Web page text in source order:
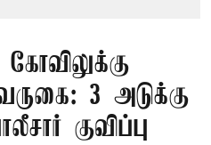
3 அடுக்கு
குவிப்பு